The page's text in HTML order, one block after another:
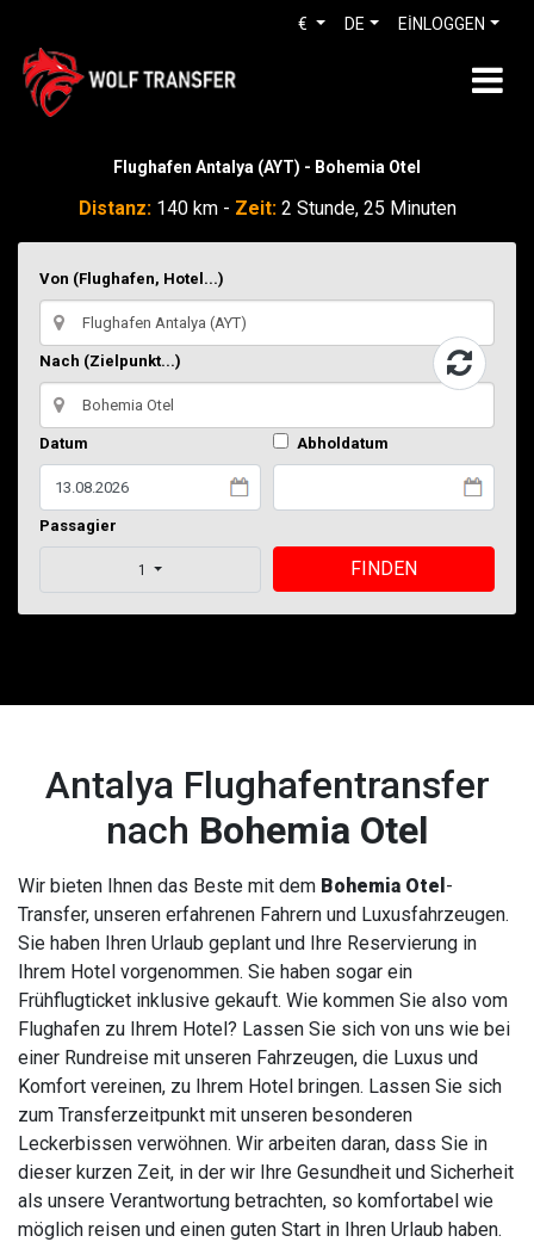
EİNLOGGEN
DE
€
Flughafen Antalya (AYT) - Bohemia Otel
Distanz:140 km - Zeit:2 Stunde, 25 Minuten
Von (Flughafen, Hotel...)
Nach (Zielpunkt...)
Datum Abholdatum
Passagier
1 FINDEN
Antalya Flughafentransfer
nach Bohemia Otel
Wir bieten Ihnen das Beste mit dem Bohemia Otel -
Transfer, unseren erfahrenen Fahrern und Luxusfahrzeugen.
Sie haben Ihren Urlaub geplant und Ihre Reservierung in
Ihrem Hotel vorgenommen. Sie haben sogar ein
Frühflugticket inklusive gekauft. Wie kommen Sie also vom
Flughafen zu Ihrem Hotel? Lassen Sie sich von uns wie bei
einer Rundreise mit unseren Fahrzeugen, die Luxus und
Komfort vereinen, zu Ihrem Hotel bringen. Lassen Sie sich
zum Transferzeitpunkt mit unseren besonderen
Leckerbissen verwöhnen. Wir arbeiten daran, dass Sie in
dieser kurzen Zeit, in der wir Ihre Gesundheit und Sicherheit
als unsere Verantwortung betrachten, so komfortabel wie
möglich reisen und einen guten Start in Ihren Urlaub haben.